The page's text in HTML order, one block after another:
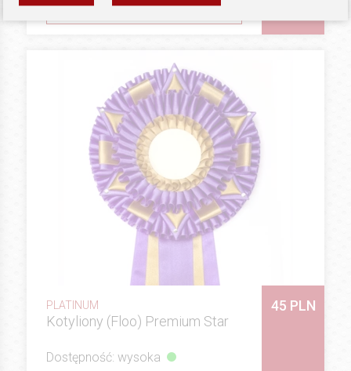
ZOBACZ
PLATINUM
Kotyliony (Floo) Premium Star
45 PLN
Dostępność: wysoka